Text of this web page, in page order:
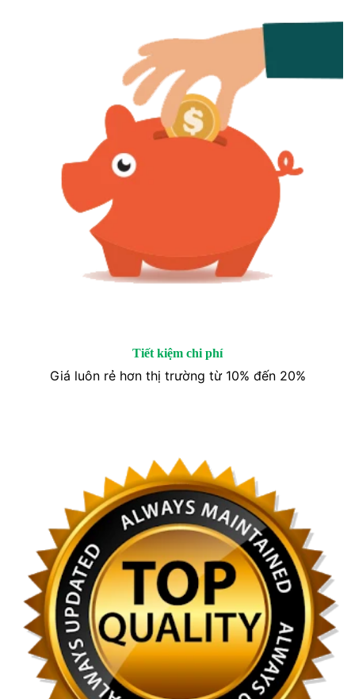
Tiết kiệm chi phí
Giá luôn rẻ hơn thị trường từ 10% đến 20%